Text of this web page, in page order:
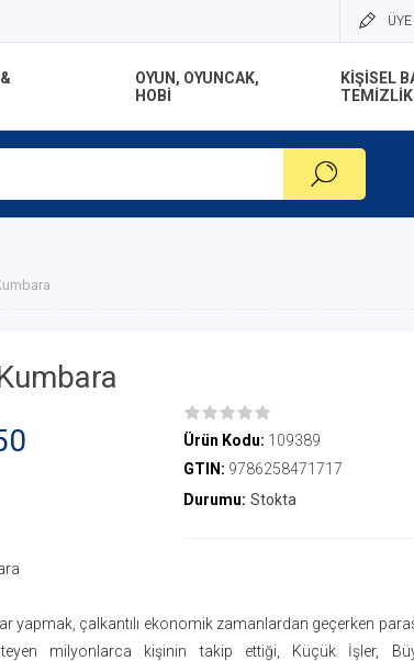
OYUN, OYUNCAK,
HOBİ
KİŞİSEL
TEMİZLİK
Ürün Kodu: 109389
GTIN: 9786258471717
Durumu: Stokta
yapmak, çalkantılı ekonomik zamanlardan geçerken
milyonlarca kişinin takip ettiği, Küçük İşler,